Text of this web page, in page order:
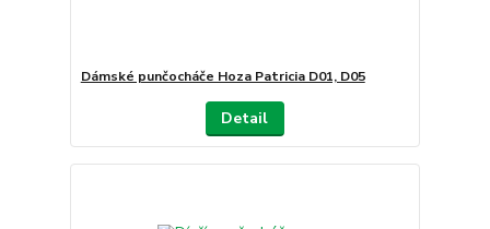
Dámské punčocháče Hoza Patricia D01, D05
Detail